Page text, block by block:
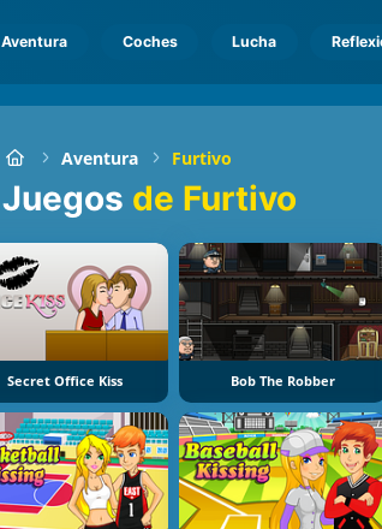
Aventura Coches Lucha
Aventura Furtivo
Juegos de Furtivo
Secret Office Kiss Bob The Robber